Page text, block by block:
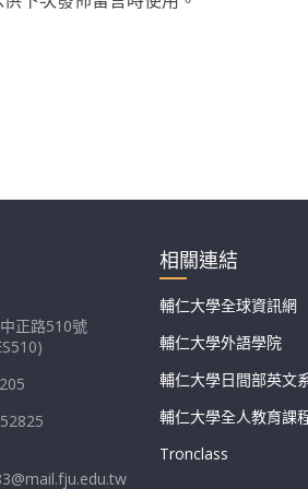
正路510號
相關連結
輔仁大學全球資訊網
輔仁大學外語學院
輔仁大學日間部英文
輔仁大學全人教育課
Tronclass